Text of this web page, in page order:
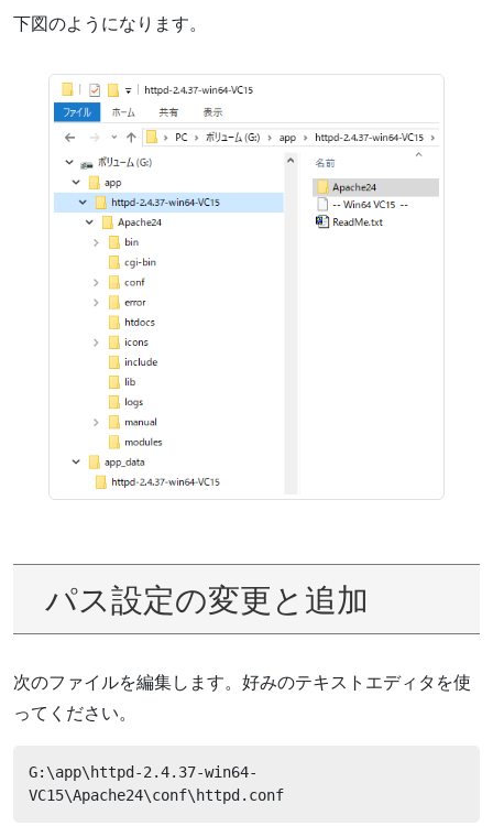
下図のようになります。
パス設定の変更と追加
次のファイルを編集します。好みのテキストエディタを使
ってください。
G:\app\httpd-2.4.37-win64-
VC15\Apache24\conf\httpd.conf